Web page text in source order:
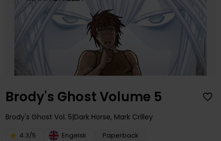
Brody's Ghost Volume 5
Brody's Ghost Vol. 5 Dark Horse, Mark Crilley
4.3/5 Engelsk
Paperback